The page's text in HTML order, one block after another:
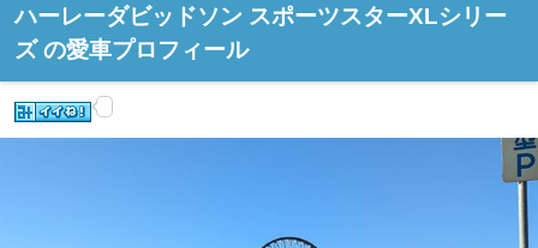
ハーレーダビッドソン スポーツスターXLシリー
ズ の愛車プロフィール